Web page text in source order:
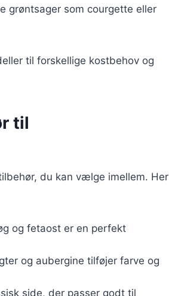
grøntsager som courgette eller
til forskellige kostbehov og
til
du kan vælge imellem. Her
og fetaost er en perfekt
og aubergine tilføjer farve og
side, der passer godt til